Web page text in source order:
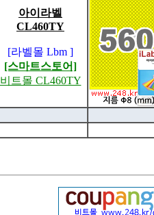
아이라벨
CL460TY
[라벨몰 Lbm ]
[스마트스토어]
비트몰 CL460TY